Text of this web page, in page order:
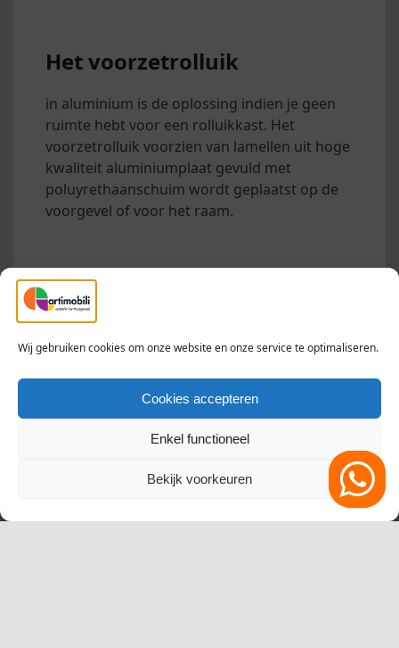
Wij gebruiken cookies om onze website en onze service te optimaliseren.
Cookies accepteren
Enkel functioneel
Bekijk voorkeuren
Het voorzetrolluik
in aluminium is de oplossing indien je geen
ruimte hebt voor een rolluikkast. Het
voorzetrolluik voorzien van lamellen uit hoge
kwaliteit aluminiumplaat gevuld met
poluyrethaanschuim wordt geplaatst op de
voorgevel of voor het raam.
Montage op buitengevel
Verhoogt de veiligheid